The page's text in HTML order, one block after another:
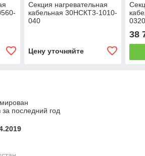
Секция нагревательная
кабельная 30НСКТ3-1010-
040
Цену уточняйте
38
последний год